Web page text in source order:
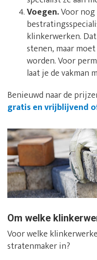
Voegen.Voor
klinkerwerken.
stenen, maar
worden. Voor
laat je de vakman
Benieuwd naar de
gratis en vrijblijvend
Om welke
Voor welke
stratenmaker in?